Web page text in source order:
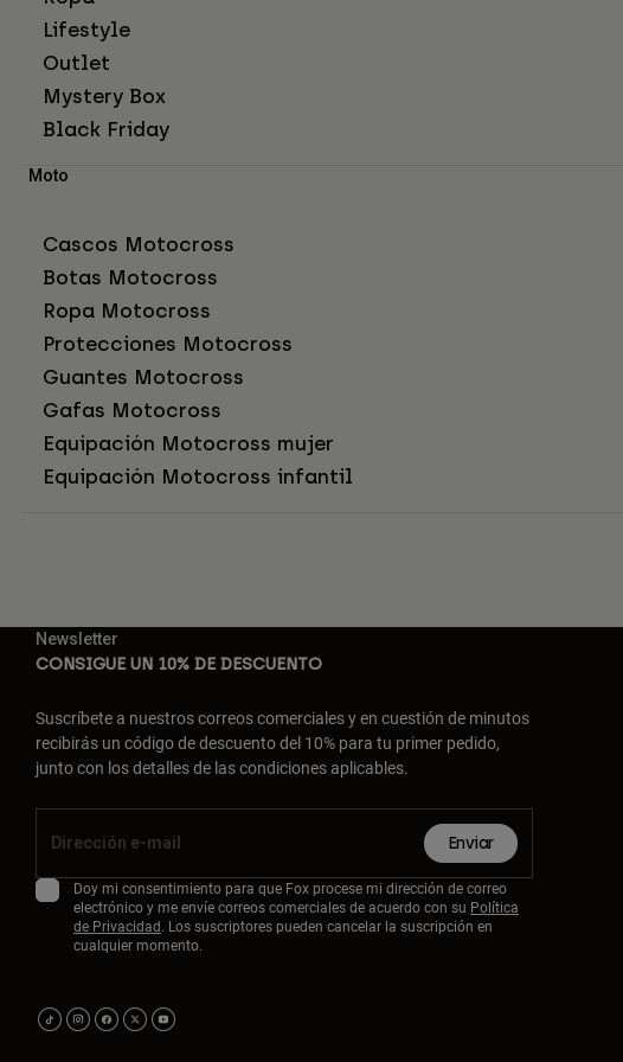
Lifestyle
Outlet
Mystery Box
Black Friday
Moto
Cascos Motocross
Botas Motocross
Ropa Motocross
Protecciones Motocross
Guantes Motocross
Gafas Motocross
Equipación Motocross mujer
Equipación Motocross infantil
Newsletter
CONSIGUE UN 10% DE DESCUENTO
Suscríbete a nuestros correos comerciales y en cuestión de minutos
recibirás un código de descuento del 10% para tu primer pedido,
junto con los detalles de las condiciones aplicables.
Enviar
Doy mi consentimiento para que Fox procese mi dirección de correo
electrónico y me envíe correos comerciales de acuerdo con su Política
de Privacidad. Los suscriptores pueden cancelar la suscripción en
cualquier momento.